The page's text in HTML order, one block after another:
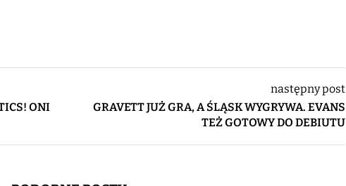
ONI
następny post
GRAVETT JUŻ GRA, A ŚLĄSK WYGRYWA. EVANS
TEŻ GOTOWY DO DEBIUTU